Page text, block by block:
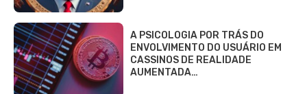
A PSICOLOGIA POR TRÁS DO
ENVOLVIMENTO DO USUÁRIO EM
CASSINOS DE REALIDADE
AUMENTADA…